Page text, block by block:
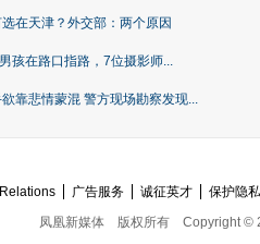
在天津？外交部：两个原因
孩在路口指路，7位摄影师...
靠悲情蒙混 警方现场勘察发现...
广告服务 诚征英才
保护隐
凤凰新媒体
版权所有 Copyright ©